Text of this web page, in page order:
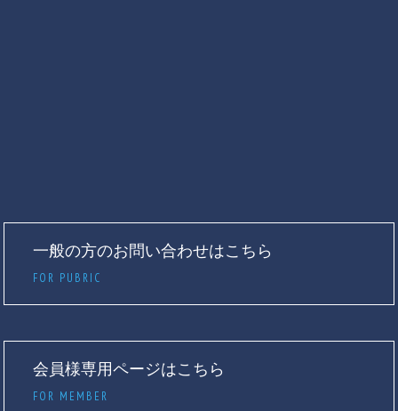
一般の方のお問い合わせはこちら
FOR PUBRIC
会員様専用ページはこちら
FOR MEMBER